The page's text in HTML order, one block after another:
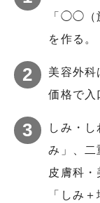
「◯◯（
を作る。
美容外科
価格で入
しみ・
み」、二
皮膚科・
「しみ